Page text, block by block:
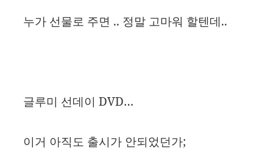
누가 선물로 주면 .. 정말 고마워 할텐데..
글루미 선데이 DVD…
이거 아직도 출시가 안되었던가;